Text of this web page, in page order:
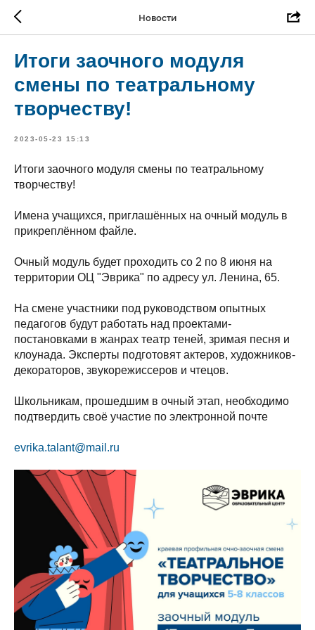
Новости
Итоги заочного модуля
смены по театральному
творчеству!
2023-05-23 15:13
Итоги заочного модуля смены по театральному
творчеству!
Имена учащихся, приглашённых на очный модуль в
прикреплённом файле.
Очный модуль будет проходить со 2 по 8 июня на
территории ОЦ "Эврика" по адресу ул. Ленина, 65.
На смене участники под руководством опытных
педагогов будут работать над проектами-
постановками в жанрах театр теней, зримая песня и
клоунада. Эксперты подготовят актеров, художников-
декораторов, звукорежиссеров и чтецов.
Школьникам, прошедшим в очный этап, необходимо
подтвердить своё участие по электронной почте
evrika.talant@mail.ru